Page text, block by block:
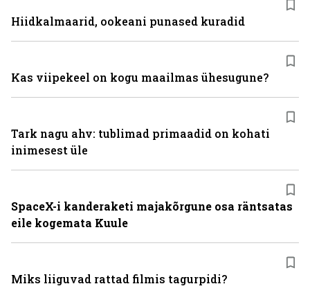
Hiidkalmaarid, ookeani punased kuradid
Kas viipekeel on kogu maailmas ühesugune?
Tark nagu ahv: tublimad primaadid on kohati
inimesest üle
SpaceX-i kanderaketi majakõrgune osa räntsatas
eile kogemata Kuule
Miks liiguvad rattad filmis tagurpidi?